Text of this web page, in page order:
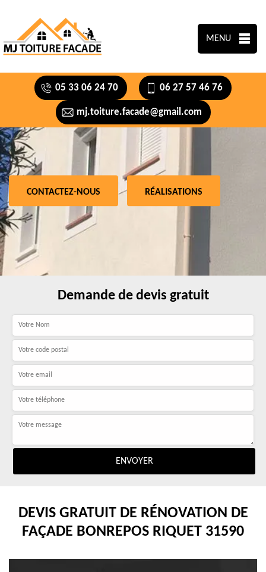
MENU
05 33 06 24 70 06 27 57 46 76
mj.toiture.facade@gmail.com
CONTACTEZ-NOUS RÉALISATIONS
Demande de devis gratuit
DEVIS GRATUIT DE RÉNOVATION DE
FAÇADE BONREPOS RIQUET 31590